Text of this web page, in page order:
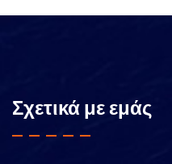
Σχετικά με εμάς